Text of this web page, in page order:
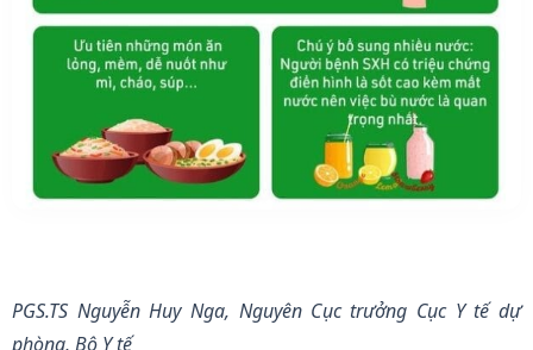
PGS.TS Nguyễn Huy Nga, Nguyên Cục trưởng Cục Y tế dự
phòng, Bộ Y tế